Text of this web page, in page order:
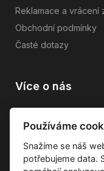
Reklamace a vrácení
Obchodní podmínky
Časté dotazy
Více o nás
Průvodce tkaninami
Kontakty
Používáme
Snažíme se náš
potřebujeme data.